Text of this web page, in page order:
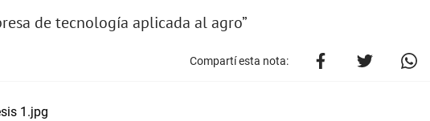
de tecnología aplicada al agro”
Compartí esta nota: